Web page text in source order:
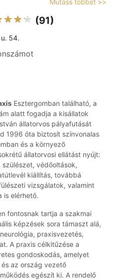
Mutass többet >>
(91)
54.
Esztergomban található, a
alatt fogadja a kisállatok
állatorvos pályafutását
1996 óta biztosít színvonalas
és a környező
állatorvosi ellátást nyújt:
védőoltások,
kiállítás, továbbá
vizsgálatok, valamint
is elérhető.
fontosnak tartja a szakmai
képzések sora támaszt alá,
praxisvezetés,
A praxis célkitűzése a
gondoskodás, amelyet
az ország vezető
egészít ki. A rendelő